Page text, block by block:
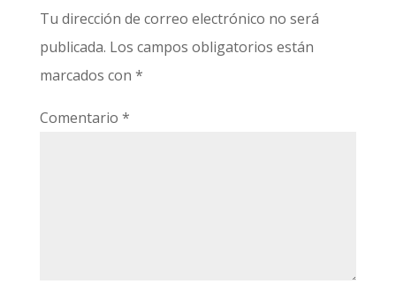
Tu dirección de correo electrónico no será
publicada. Los campos obligatorios están
marcados con *
Comentario *